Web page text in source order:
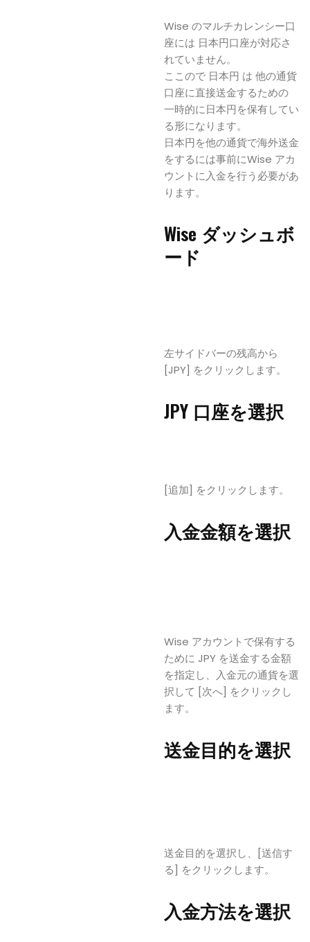
Wise のマルチカレンシー口
座には 日本円口座が対応さ
れていません。
ここので 日本円 は 他の通貨
口座に直接送金するための
一時的に日本円を保有してい
る形になります。
日本円を他の通貨で海外送金
をするには事前にWise アカ
ウントに入金を行う必要があ
ります。
Wise ダッシュボ
ード
左サイドバーの残高から
[JPY] をクリックします。
JPY 口座を選択
[追加] をクリックします。
入金金額を選択
Wise アカウントで保有する
ために JPY を送金する金額
を指定し、入金元の通貨を選
択して [次へ] をクリックし
ます。
送金目的を選択
送金目的を選択し、[送信す
る] をクリックします。
入金方法を選択